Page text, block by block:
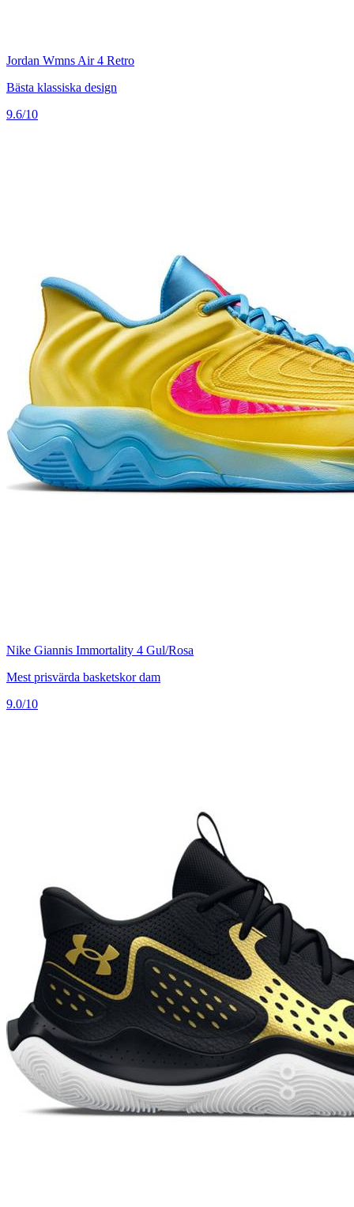
Jordan Wmns Air 4 Retro
Bästa klassiska design
9.6/10
Nike Giannis Immortality 4 Gul/Rosa
Mest prisvärda basketskor dam
9.0/10